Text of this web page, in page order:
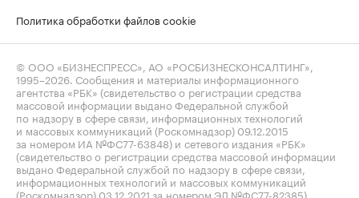
Политика обработки файлов cookie
© ООО «БИЗНЕСПРЕСС», АО «РОСБИЗНЕСКОНСАЛТИНГ»,
1995–2026 . Сообщения и материалы информационного
агентства «РБК» (свидетельство о регистрации средства
массовой информации выдано Федеральной службой
по надзору в сфере связи, информационных технологий
и массовых коммуникаций (Роскомнадзор) 09.12.2015
за номером ИА №ФС77-63848) и сетевого издания «РБК»
(свидетельство о регистрации средства массовой информации
выдано Федеральной службой по надзору в сфере связи,
информационных технологий и массовых коммуникаций
(Роскомнадзор) 03.12.2021 за номером ЭЛ №ФС77-82385)